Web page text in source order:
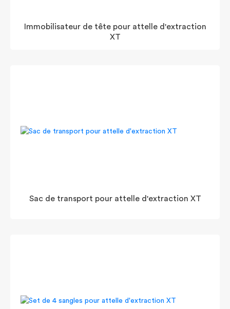
Immobilisateur de tête pour attelle d'extraction
XT
Sac de transport pour attelle d'extraction XT